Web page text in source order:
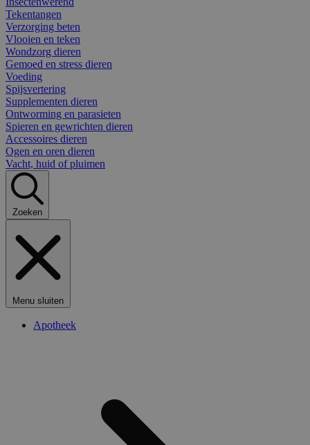
Tekentangen
Verzorging beten
Vlooien en teken
Wondzorg dieren
Gemoed en stress dieren
Voeding
Spijsvertering
Supplementen dieren
Ontworming en parasieten
Spieren en gewrichten dieren
Accessoires dieren
Ogen en oren dieren
Vacht, huid of pluimen
Zoeken
Menu sluiten
Apotheek